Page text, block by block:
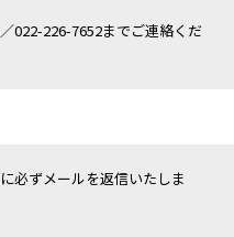
022-226-7652までご連絡くだ
必ずメールを返信いたしま